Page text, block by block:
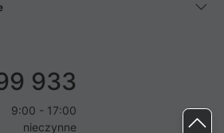
933
9:00 - 17:00
nieczynne